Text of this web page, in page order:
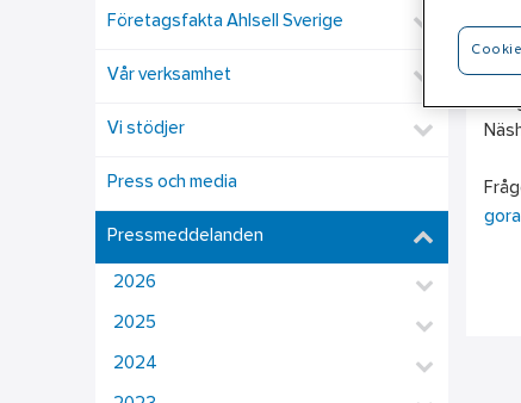
Företagsfakta Ahlsell Sverige
Vår verksamhet
Vi stödjer
Press och media
Pressmeddelanden
2026
2025
2024
det